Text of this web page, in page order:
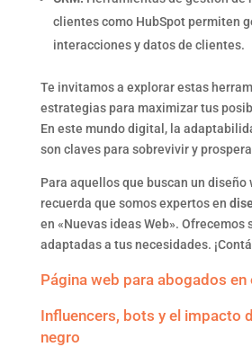
clientes como HubSpot permiten
interacciones y datos de clientes.
Te invitamos a explorar estas
estrategias para maximizar tus
En este mundo digital, la
son claves para sobrevivir y
Para aquellos que buscan un diseño
recuerda que somos expertos en
en «Nuevas ideas Web». Ofrecemos
adaptadas a tus necesidades.
Página web para abogados en
Influencers, bots y el impacto
negro